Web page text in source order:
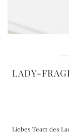
LADY-
Liebes Team des